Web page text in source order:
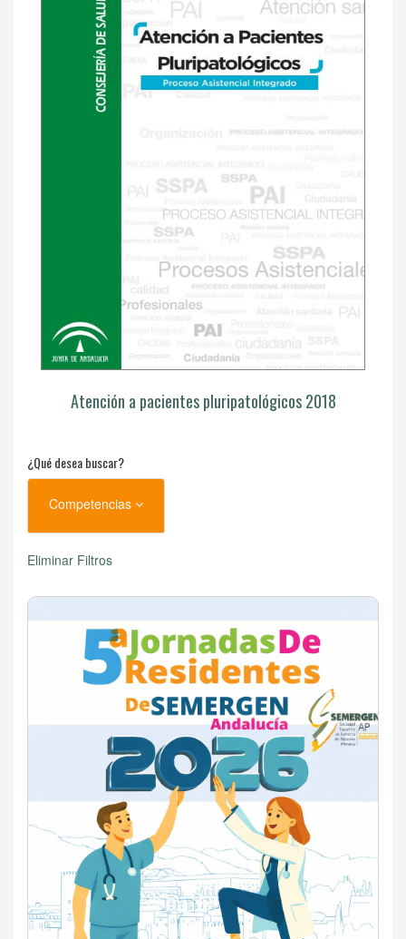
Atención a pacientes pluripatológicos 2018
¿Qué desea buscar?
Competencias
Eliminar Filtros